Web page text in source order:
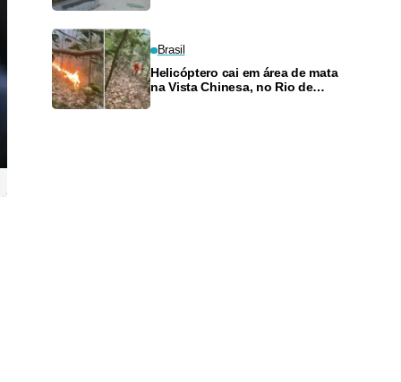
Brasil
Helicóptero cai em área de mata
na Vista Chinesa, no Rio de